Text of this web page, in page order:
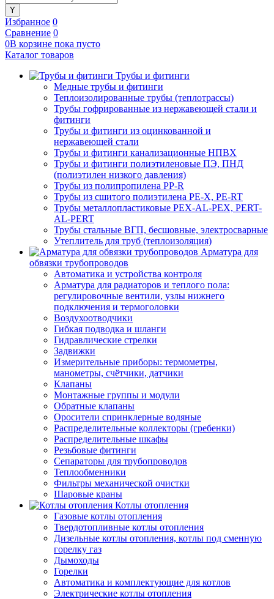
Избранное 0
Сравнение 0
0В корзине пока пусто
Каталог товаров
Трубы и фитинги
Медные трубы и фитинги
Теплоизолированные трубы (теплотрассы)
Трубы гофрированные из нержавеющей стали и
фитинги
Трубы и фитинги из оцинкованной и
нержавеющей стали
Трубы и фитинги канализационные НПВХ
Трубы и фитинги полиэтиленовые ПЭ, ПНД
(полиэтилен низкого давления)
Трубы из полипропилена PP-R
Трубы из сшитого полиэтилена PE-X, PE-RT
Трубы металлопластиковые PEX-AL-PEX, PERT-
AL-PERT
Трубы стальные ВГП, бесшовные, электросварные
Утеплитель для труб (теплоизоляция)
Арматура для
обвязки трубопроводов
Автоматика и устройства контроля
Арматура для радиаторов и теплого пола:
регулировочные вентили, узлы нижнего
подключения и термоголовки
Воздухоотводчики
Гибкая подводка и шланги
Гидравлические стрелки
Задвижки
Измерительные приборы: термометры,
манометры, счётчики, датчики
Клапаны
Монтажные группы и модули
Обратные клапаны
Оросители спринклерные водяные
Распределительные коллекторы (гребенки)
Распределительные шкафы
Резьбовые фитинги
Сепараторы для трубопроводов
Теплообменники
Фильтры механической очистки
Шаровые краны
Котлы отопления
Газовые котлы отопления
Твердотопливные котлы отопления
Дизельные котлы отопления, котлы под сменную
горелку газ
Дымоходы
Горелки
Автоматика и комплектующие для котлов
Электрические котлы отопления